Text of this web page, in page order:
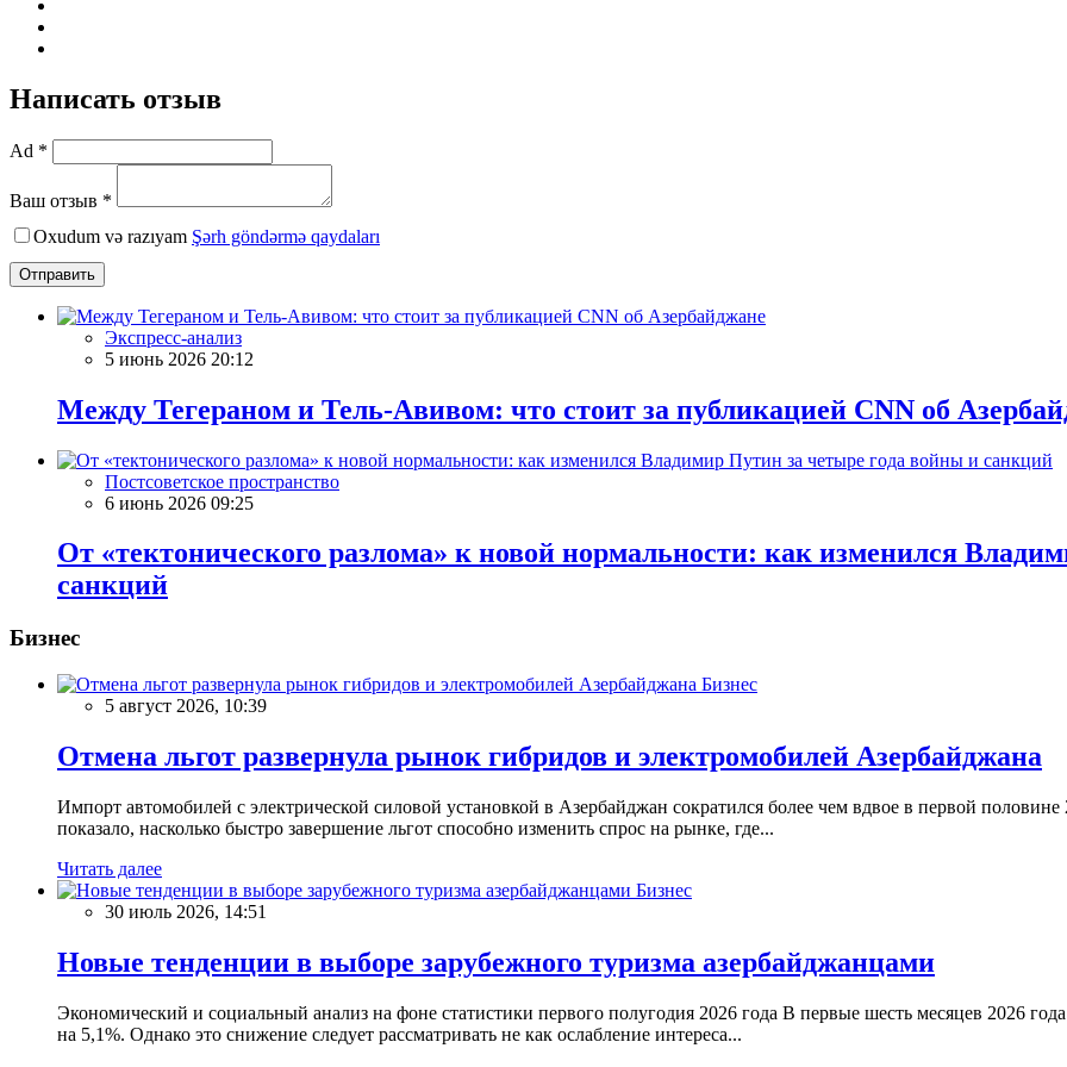
Написать отзыв
Ad *
Ваш отзыв *
Oxudum və razıyam Şərh göndərmə qaydaları
Отправить
Экспресс-анализ
5 июнь 2026 20:12
Между Тегераном и Тель-Авивом: что стоит за публикацией CNN об
Постсоветское пространство
6 июнь 2026 09:25
От «тектонического разлома» к новой нормальности: как изменился
санкций
Бизнес
Бизнес
5 август 2026, 10:39
Отмена льгот развернула рынок гибридов и электромобилей Азербайджана
Импорт автомобилей с электрической силовой установкой в Азербайджан сократился более чем вдвое в первой
показало, насколько быстро завершение льгот способно изменить спрос на рынке, где...
Читать далее
Бизнес
30 июль 2026, 14:51
Новые тенденции в выборе зарубежного туризма азербайджанцами
Экономический и социальный анализ на фоне статистики первого полугодия 2026 года В первые шесть месяцев 2026
на 5,1%. Однако это снижение следует рассматривать не как ослабление интереса...